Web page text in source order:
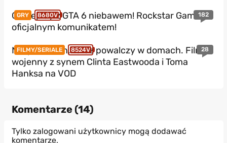
GRY 8680V 182
Gameplay z GTA 6 niebawem! Rockstar Games z
oficjalnym komunikatem!
FILMY/SERIALE 8524V 28
Nie podbił kin, teraz powalczy w domach. Film
wojenny z synem Clinta Eastwooda i Toma
Hanksa na VOD
Komentarze (14)
Tylko zalogowani użytkownicy mogą dodawać
komentarze.